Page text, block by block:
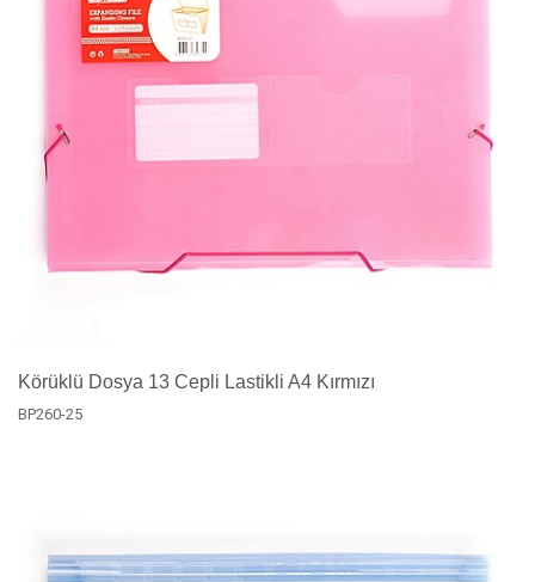
Körüklü Dosya 13 Cepli Lastikli A4 Kırmızı
BP260-25